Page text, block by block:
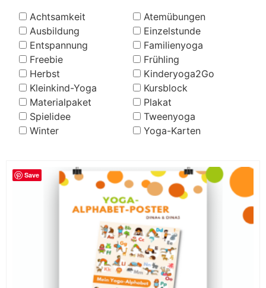
Achtsamkeit
Atemübungen
Ausbildung
Einzelstunde
Entspannung
Familienyoga
Freebie
Frühling
Herbst
Kinderyoga2Go
Kleinkind-Yoga
Kursblock
Materialpaket
Plakat
Spielidee
Tweenyoga
Winter
Yoga-Karten
Save